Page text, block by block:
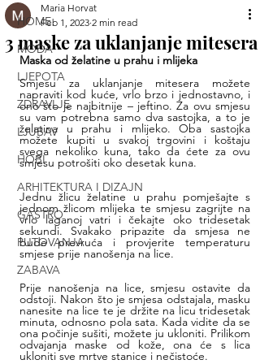
HOME
MODA
LJEPOTA
ZDRAVLJE
LJUBAV
HOBI
ARHITEKTURA I DIZAJN
GASTRO
PUTOVANJA
ZABAVA
3 maske za uklanjanje mitesera
Maria Horvat
Feb 1, 2023 2 min read
Maska od želatine u prahu i mlijeka
Smjesu za uklanjanje mitesera možete
napraviti kod kuće, vrlo brzo i jednostavno, i
ono što je najbitnije – jeftino. Za ovu smjesu
su vam potrebna samo dva sastojka, a to je
želatina u prahu i mlijeko. Oba sastojka
možete kupiti u svakoj trgovini i koštaju
svega nekoliko kuna, tako da ćete za ovu
smjesu potrošiti oko desetak kuna.
Jednu žlicu želatine u prahu pomješajte s
jednom žlicom mlijeka te smjesu zagrijte na
vrlo laganoj vatri i čekajte oko tridesetak
sekundi. Svakako pripazite da smjesa ne
bude prevruća i provjerite temperaturu
smjese prije nanošenja na lice.
Prije nanošenja na lice, smjesu ostavite da
odstoji. Nakon što je smjesa odstajala, masku
nanesite na lice te je držite na licu tridesetak
minuta, odnosno pola sata. Kada vidite da se
ona počinje sušiti, možete ju ukloniti. Prilikom
odvajanja maske od kože, ona će s lica
ukloniti sve mrtve stanice i nečistoće.